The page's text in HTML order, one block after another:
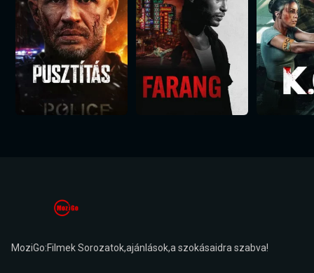
MoziGo:Filmek Sorozatok,ajánlások,a szokásaidra szabva!